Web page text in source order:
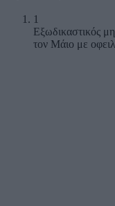
1
Εξωδικαστικός
τον Μάιο με